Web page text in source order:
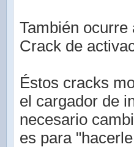
También
Crack de
Éstos cracks
el cargador de
necesario
es para